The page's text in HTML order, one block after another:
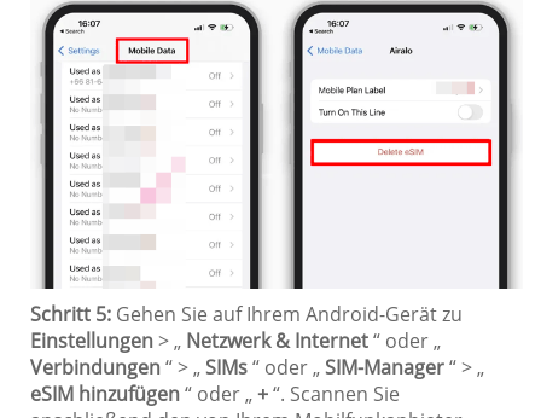
Schritt 5: Gehen Sie auf Ihrem Android-Gerät zu
Einstellungen> „ Netzwerk & Internet“ oder „
Verbindungen“ > „SIMs“ oder „SIM-Manager“ > „
eSIM hinzufügen“ oder „+“. Scannen Sie